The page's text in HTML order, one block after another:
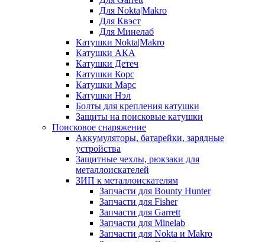
Для Nokta|Makro
Для Квэст
Для Минелаб
Катушки Nokta|Makro
Катушки АКА
Катушки Детеч
Катушки Корс
Катушки Марс
Катушки Нэл
Болты для крепления катушки
Защиты на поисковые катушки
Поисковое снаряжение
Аккумуляторы, батарейки, зарядные
устройства
Защитные чехлы, рюкзаки для
металлоискателей
ЗИП к металлоискателям
Запчасти для Bounty Hunter
Запчасти для Fisher
Запчасти для Garrett
Запчасти для Minelab
Запчасти для Nokta и Makro